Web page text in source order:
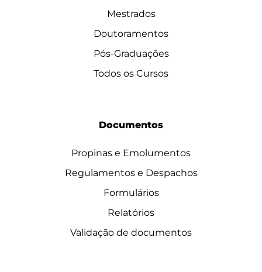
Mestrados
Doutoramentos
Pós-Graduações
Todos os Cursos
Documentos
Propinas e Emolumentos
Regulamentos e Despachos
Formulários
Relatórios
Validação de documentos